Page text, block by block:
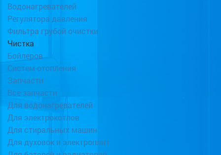
Водонагревателей
Регулятора давления
Фильтра грубой очистки
Чистка
Бойлеров
Систем отопления
Запчасти
Все запчасти
Для водонагревателей
Для электрокотлов
Для стиральных машин
Для духовок и электроплит